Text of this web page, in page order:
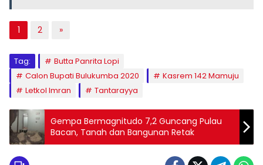
1 2 »
Tag:
Butta Panrita Lopi
Calon Bupati Bulukumba 2020
Kasrem 142 Mamuju
Letkol Imran
Tantarayya
Gempa Bermagnitudo 7,2 Guncang Pulau
Bacan, Tanah dan Bangunan Retak